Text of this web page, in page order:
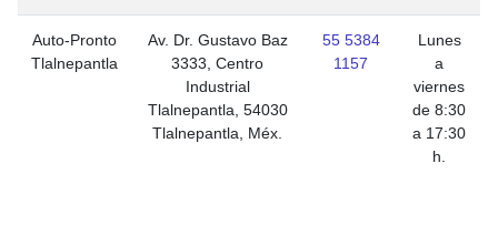
Auto-Pronto
Tlalnepantla
Av. Dr. Gustavo Baz
3333, Centro
Industrial
Tlalnepantla, 54030
Tlalnepantla, Méx.
55 5384
1157
Lunes
a
viernes
de 8:30
a 17:30
h.